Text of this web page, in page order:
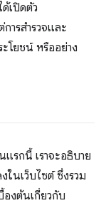
เปิดตัว
ารสำรวจและ
โยชน์ หรืออย่าง
รกนี้ เราจะอธิบาย
นเว็บไซต์ ซึ่งรวม
องต้นเกี่ยวกับ